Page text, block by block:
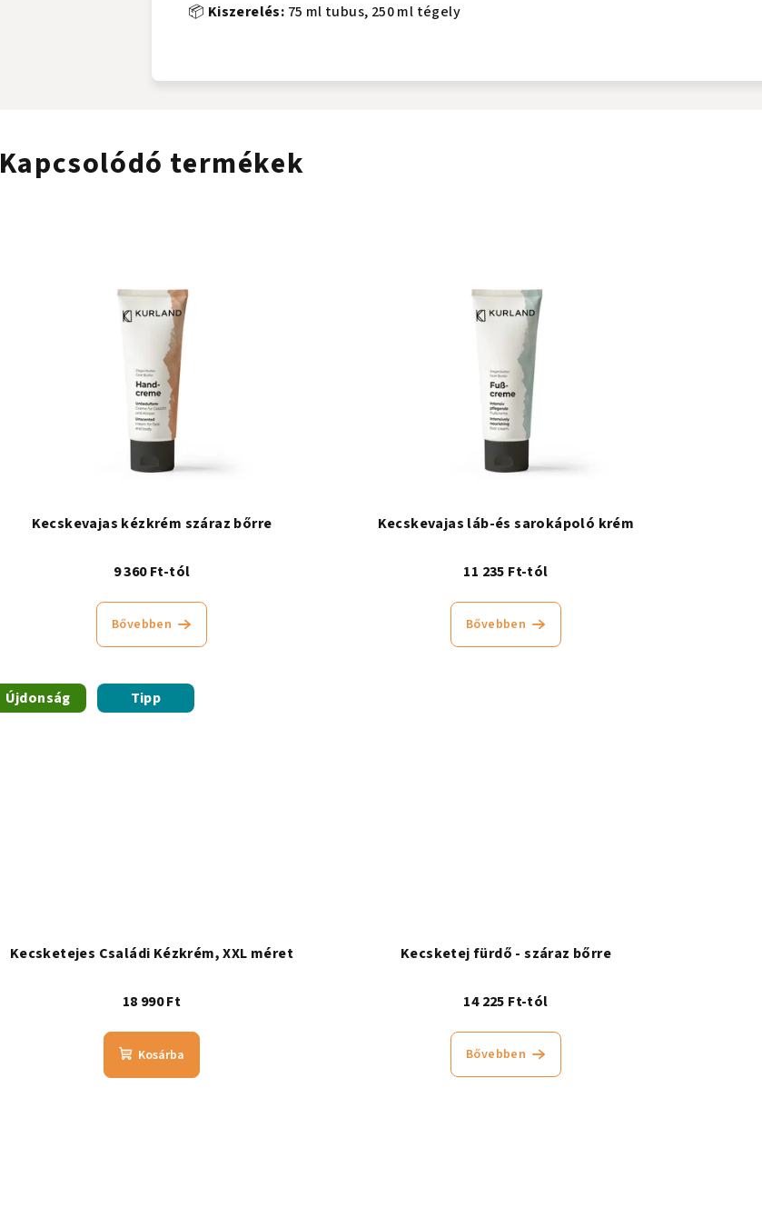
📦 Kiszerelés: 75 ml tubus, 250 ml tégely
Kapcsolódó termékek
Kecskevajas kézkrém száraz bőrre
9 360 Ft-tól
Bővebben
Kecskevajas láb-és sarokápoló krém
11 235 Ft-tól
Bővebben
Újdonság Tipp
Kecsketejes Családi Kézkrém, XXL méret
18 990 Ft
Kosárba
Kecsketej fürdő - száraz bőrre
14 225 Ft-tól
Bővebben